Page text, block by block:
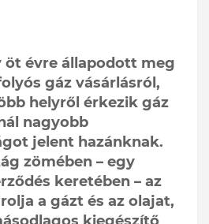
öt évre állapodott meg
gáz vásárlásról,
helyről érkezik gáz
nagyobb
jelent hazánknak.
zömében – egy
keretében – az
a gázt és az olajat,